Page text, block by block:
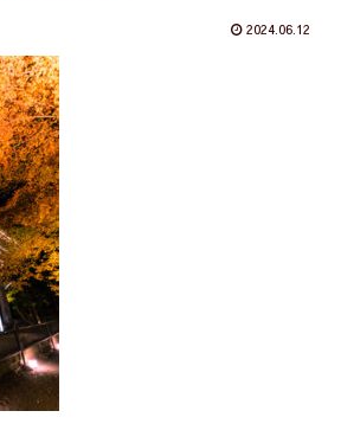
2024.06.12